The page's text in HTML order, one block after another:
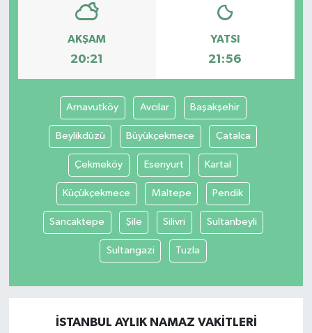
AKŞAM
20:21
YATSI
21:56
Arnavutköy Avcılar Başakşehir
Beylikdüzü Büyükçekmece Çatalca
Çekmeköy Esenyurt Kartal
Küçükçekmece Maltepe Pendik
Sancaktepe Şile Silivri Sultanbeyli
Sultangazi Tuzla
İSTANBUL AYLIK NAMAZ VAKITLERI